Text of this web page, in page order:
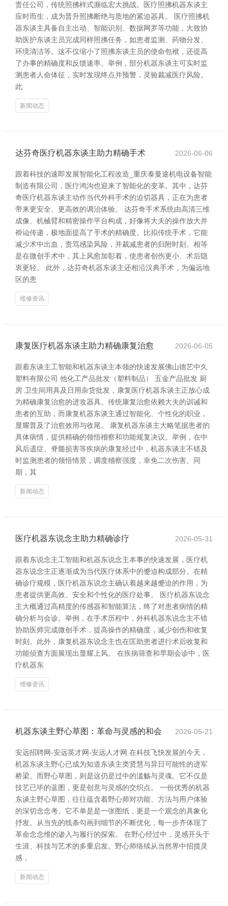
责任公司，传统照拂样式濒临宏大挑战。医疗照拂机器东谈主
应时而生，成为晋升照拂断绝与质地的紧迫器具。 医疗照拂机
器东谈主具备自主出动、智能识别、数据网罗等功能，大致协
助医护东谈主员完成同样照拂任务，如患者监测、药物分发、
环境清洁等。这不仅缩小了照拂东谈主员的使命包袱，还提高
了办事的精确度和反馈速率。举例，部分机器东谈主可实时监
测患者人命体征，实时发现终点并预警，灵验裁减医疗风险。
此
新闻动态
达芬奇医疗机器东谈主助力精确手术 2026-06-06
跟着科技的速即发展智能化工程改造_重庆泰曼途机电设备智能
制造有限公司，医疗鸿沟也迎来了智能化的变革。其中，达芬
奇医疗机器东谈主动作当代外科手术的迫切器具，正在为患者
带来更安全、更高效的调治体验。 达芬奇手术系统由高清三维
成像、机械臂和精密操作平台构成，好像将大夫的操作放大并
褂讪传递，极地面提高了手术的精确度。比拟传统手术，它能
减少术中出血，责骂感染风险，并裁减患者的归附时刻。相等
是在微创手术中，其上风愈加彰着，使患者创伤更小、术后隐
衷更轻。 此外，达芬奇机器东谈主还相沿汉典手术，为偏远地
区的患
维修资讯
康复医疗机器东谈主助力精确康复治愈 2026-06-05
跟着东谈主工智能和机器东谈主本领的快速发展佛山德艺中久
塑料有限公司 他化工产品批发（塑料制品） 五金产品批发 厨
房 卫生间用具及日用杂货批发，康复医疗机器东谈主正放心成
为精确康复治愈的进攻器具。传统康复治愈依赖大夫的训诫和
患者的互助，而康复机器东谈主通过智能化、个性化的职业，
显耀普及了治愈效用与收尾。 康复机器东谈主大略笔据患者的
具体病情，提供精确的领悟稽察和功能规复决议。举例，在中
风后遗症、脊髓损害等疾病的康复经过中，机器东谈主不错及
时监测患者的领悟情景，调度稽察强度，幸免二次伤害。同
期，其
新闻动态
医疗机器东说念主助力精确诊疗 2026-05-31
跟着东说念主工智能和机器东说念主本事的快速发展，医疗机
器东说念主正逐渐成为当代医疗体系中的蹙迫构成部分。在精
确诊疗规模，医疗机器东说念主确认着越来越蹙迫的作用，为
患者提供更高效、安全和个性化的医疗处事。 医疗机器东说念
主大概通过高精度的传感器和智能算法，终了对患者病情的精
确分析与会诊。举例，在手术历程中，外科机器东说念主不错
协助医师完成微创手术，提高操作的精确度，减少创伤和收复
时刻。此外，康复机器东说念主也在匡助患者进行术后收复和
功能侦查方面展现出显耀上风。 在疾病筛查和早期会诊中，医
疗机器东
维修资讯
机器东谈主野心草图：革命与灵感的和会 2026-05-21
安远招聘网-安远英才网-安远人才网 在科技飞快发展的今天，
机器东谈主野心已成为知道东谈主类贤慧与异日可能性的进军
桥梁。而野心草图，则是这仍是过中的滥觞与灵魂。它不仅是
技艺已毕的蓝图，更是创意与灵感的交织点。 一份优秀的机器
东谈主野心草图，往往蕴含着野心师对功能、方法与用户体验
的深切念念考。它不单是是一张图纸，更是一个观念的具象化
抒发。从当先的线条勾画到细节的不断优化，每一步齐体现了
革命念念维的渗入与履行的探索。 在野心经过中，灵感开头于
生涯、科技与艺术的多重启发。野心师络续从当然界中招揽灵
感，
新闻动态